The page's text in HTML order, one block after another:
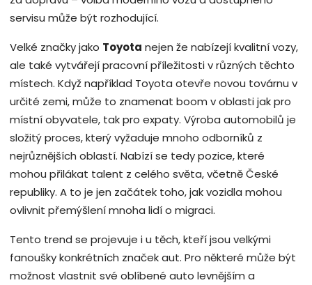
servisu může být rozhodující.
Velké značky jako Toyota nejen že nabízejí kvalitní vozy,
ale také vytvářejí pracovní příležitosti v různých těchto
místech. Když například Toyota otevře novou továrnu v
určité zemi, může to znamenat boom v oblasti jak pro
místní obyvatele, tak pro expaty. Výroba automobilů je
složitý proces, který vyžaduje mnoho odborníků z
nejrůznějších oblastí. Nabízí se tedy pozice, které
mohou přilákat talent z celého světa, včetně České
republiky. A to je jen začátek toho, jak vozidla mohou
ovlivnit přemýšlení mnoha lidí o migraci.
Tento trend se projevuje i u těch, kteří jsou velkými
fanoušky konkrétních značek aut. Pro některé může být
možnost vlastnit své oblíbené auto levnějším a